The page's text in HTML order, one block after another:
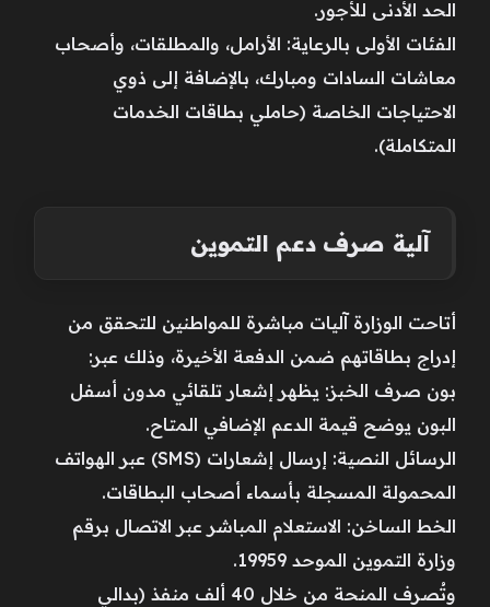
الحد الأدنى للأجور.
الفئات الأولى بالرعاية: الأرامل، والمطلقات، وأصحاب
معاشات السادات ومبارك، بالإضافة إلى ذوي
الاحتياجات الخاصة (حاملي بطاقات الخدمات
المتكاملة).
آلية صرف دعم التموين
أتاحت الوزارة آليات مباشرة للمواطنين للتحقق من
إدراج بطاقاتهم ضمن الدفعة الأخيرة، وذلك عبر:
بون صرف الخبز: يظهر إشعار تلقائي مدون أسفل
البون يوضح قيمة الدعم الإضافي المتاح.
الرسائل النصية: إرسال إشعارات (SMS) عبر الهواتف
المحمولة المسجلة بأسماء أصحاب البطاقات.
الخط الساخن: الاستعلام المباشر عبر الاتصال برقم
وزارة التموين الموحد 19959.
وتُصرف المنحة من خلال 40 ألف منفذ (بدالي